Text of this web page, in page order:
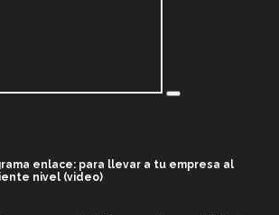
enlace: para llevar a tu empresa al
nivel (video)